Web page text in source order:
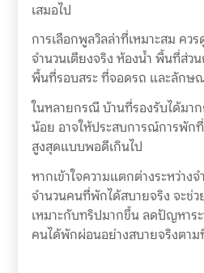
เสมอไป
การเลือกพูลวิลล่าที่เหมาะสม คว
จำนวนเตียงจริง ห้องน้ำ พื้นที่ส่ว
พื้นที่รอบสระ ที่จอดรถ และลักษ
ในหลายกรณี บ้านที่รองรับได้มาก
น้อย อาจให้ประสบการณ์การพัก
สูงสุดแบบพอดีเกินไป
หากเข้าใจความแตกต่างระหว่าง
จำนวนคนที่พักได้สบายจริง จะช่ว
เหมาะกับทริปมากขึ้น ลดปัญหาร
คนได้พักผ่อนอย่างสบายจริงตาม